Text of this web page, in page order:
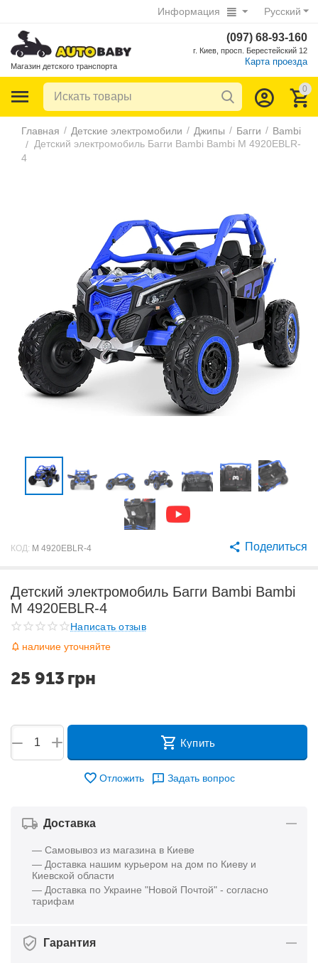
Русский
Информация
Магазин детского транспорта
(097) 68-93-160
г. Киев, просп. Берестейский 12
Карта проезда
0
Главная / Детские электромобили / Джипы / Багги / Bambi
/ Детский электромобиль Багги Bambi Bambi M 4920EBLR-
4
КОД: M 4920EBLR-4 Поделиться
Детский электромобиль Багги Bambi Bambi
M 4920EBLR-4
Написать отзыв
наличие уточняйте
25 913 грн
+
− Купить
Отложить Задать вопрос
Доставка
— Самовывоз из магазина в Киеве
— Доставка нашим курьером на дом по Киеву и
Киевской области
— Доставка по Украине "Новой Почтой" - согласно
тарифам
Гарантия